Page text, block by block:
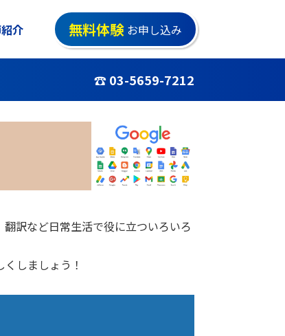
介 無料体験 お申し込み
☎ 03-5659-7212
訳など日常生活で役に立ついろいろ
しましょう！